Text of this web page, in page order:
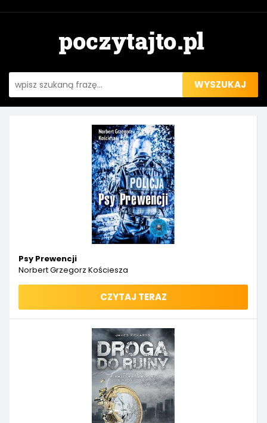
WYSZUKAJ
Psy Prewencji
Norbert Grzegorz Kościesza
CZYTAJ TERAZ